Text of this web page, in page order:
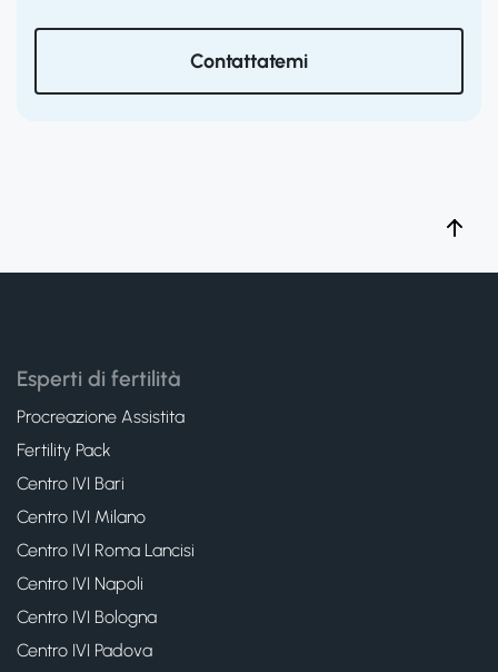
Contattatemi
Esperti di fertilità
Procreazione Assistita
Fertility Pack
Centro IVI Bari
Centro IVI Milano
Centro IVI Roma Lancisi
Centro IVI Napoli
Centro IVI Bologna
Centro IVI Padova